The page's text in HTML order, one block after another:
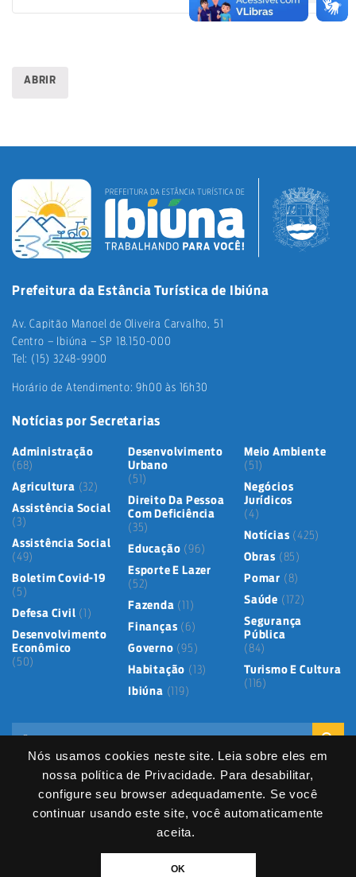
Nós usamos cookies neste site. Leia sobre eles em
nossa política de Privacidade. Para desabilitar,
configure seu browser adequadamente. Se você
continuar usando este site, você automaticamente
aceita.
OK
ABRIR
Prefeitura da Estância Turística de Ibiúna
Av. Capitão Manoel de Oliveira Carvalho, 51
Centro – Ibiúna – SP 18.150-000
Tel: (15) 3248-9900
Horário de Atendimento: 9h00 às 16h30
Notícias por Secretarias
Administração
(68)
Agricultura (32)
Assistência Social
(3)
Assistência Social
(49)
Boletim Covid-19
(5)
Defesa Civil (1)
Desenvolvimento
Econômico
(50)
Desenvolvimento
Urbano
(51)
Direito Da Pessoa
Com Deficiência
(35)
Educação (96)
Esporte E Lazer
(52)
Fazenda (11)
Finanças (6)
Governo (95)
Habitação (13)
Ibiúna (119)
Meio Ambiente
(51)
Negócios
Jurídicos
(4)
Notícias (425)
Obras (85)
Pomar (8)
Saúde (172)
Segurança
Pública
(84)
Turismo E Cultura
(116)
Mapa do Site Política de Privacidade
Termos de Uso
Serviços Digitais